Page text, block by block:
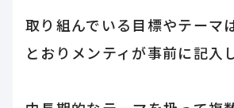
取り組んでいる目標やテーマ
とおりメンティが事前に記入